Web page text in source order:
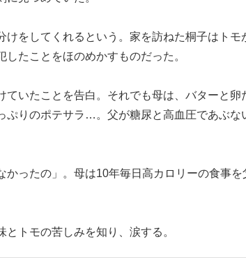
をしてくれるという。家を訪ねた桐子はトモ
たことをほのめかすものだった。
いたことを告白。それでも母は、バターと卵
ぷりのポテサラ…。父が糖尿と高血圧であぶな
ったの」。母は10年毎日高カロリーの食事を
トモの苦しみを知り、涙する。